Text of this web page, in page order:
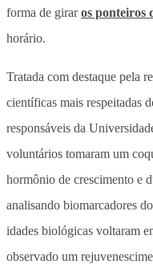
forma de giraros ponteiros
horário.
Tratada com destaque pela
científicas mais respeitadas
responsáveis da
voluntários tomaram um
hormônio de crescimento e
analisando biomarcadores
idades biológicas voltaram
observado um